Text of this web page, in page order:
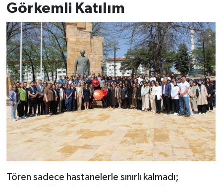
Görkemli Katılım
Tören sadece hastanelerle sınırlı kalmadı;